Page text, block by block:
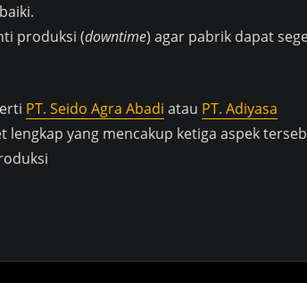
produksi (downtime) agar pabrik dapat
PT. Seido Agra Abadi atau PT. Adiyasa
lengkap yang mencakup ketiga aspek